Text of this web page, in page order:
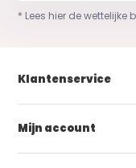
* Lees hier de wettelijke
Klantenservice
Mijn account